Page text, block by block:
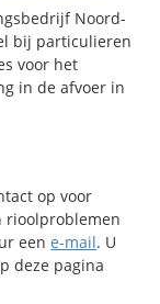
Noord-
bij particulieren
voor het
in de afvoer in
op voor
rioolproblemen
eene-mail. U
deze pagina